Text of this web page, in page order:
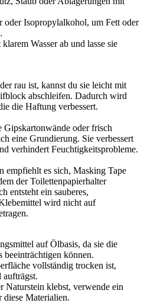
oder Isopropylalkohol, um Fett oder
Wasser ab und lasse sie
rau ist, kannst du sie leicht mit
abschleifen. Dadurch wird
die Haftung verbessert.
oder frisch
eine Grundierung. Sie verbessert
verhindert Feuchtigkeitsprobleme.
empfiehlt es sich, Masking Tape
der Toilettenpapierhalter
entsteht ein sauberes,
wird nicht auf
auf Ölbasis, da sie die
können.
vollständig trocken ist,
aufträgst.
Naturstein klebst, verwende ein
diese Materialien.